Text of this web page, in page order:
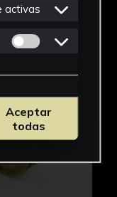
activas
Permitir cookies
Aceptar
todas